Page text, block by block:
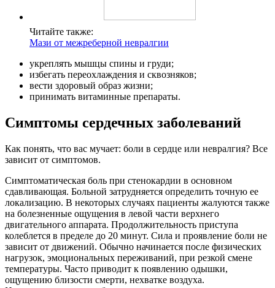
Читайте также:
Мази от межреберной невралгии
укреплять мышцы спины и груди;
избегать переохлаждения и сквозняков;
вести здоровый образ жизни;
принимать витаминные препараты.
Симптомы сердечных заболеваний
Как понять, что вас мучает: боли в сердце или невралгия? Все
зависит от симптомов.
Симптоматическая боль при стенокардии в основном
сдавливающая. Больной затрудняется определить точную ее
локализацию. В некоторых случаях пациенты жалуются также
на болезненные ощущения в левой части верхнего
двигательного аппарата. Продолжительность приступа
колеблется в пределе до 20 минут. Сила и проявление боли не
зависит от движений. Обычно начинается после физических
нагрузок, эмоциональных переживаний, при резкой смене
температуры. Часто приводит к появлению одышки,
ощущению близости смерти, нехватке воздуха.